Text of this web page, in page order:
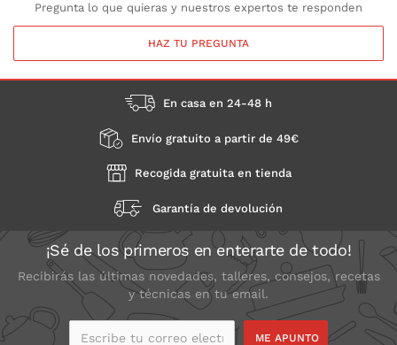
Pregunta lo que quieras y nuestros expertos te responden
HAZ TU PREGUNTA
En casa en 24-48 h
Envío gratuito a partir de 49€
Recogida gratuita en tienda
Garantía de devolución
¡Sé de los primeros en enterarte de todo!
Recibirás las últimas novedades, talleres, consejos, recetas
y técnicas en tu email.
Escribe tu correo